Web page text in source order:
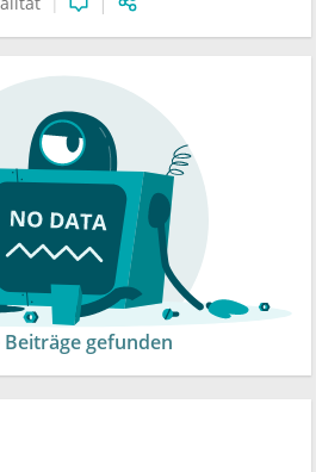
Beiträge gefunden